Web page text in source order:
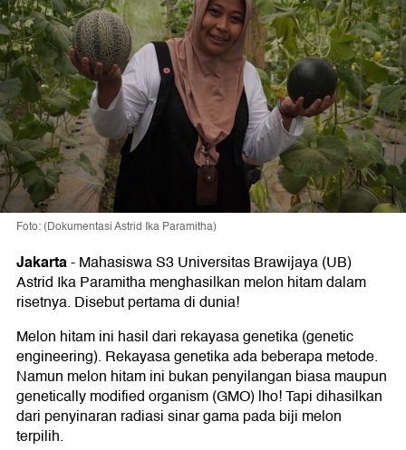
Foto: (Dokumentasi Astrid Ika Paramitha)
Jakarta-Mahasiswa S3 Universitas Brawijaya (UB)
Astrid Ika Paramitha menghasilkan melon hitam dalam
risetnya. Disebut pertama di dunia!
Melon hitam ini hasil dari rekayasa genetika (genetic
engineering). Rekayasa genetika ada beberapa metode.
Namun melon hitam ini bukan penyilangan biasa maupun
genetically modified organism (GMO) lho! Tapi dihasilkan
dari penyinaran radiasi sinar gama pada biji melon
terpilih.